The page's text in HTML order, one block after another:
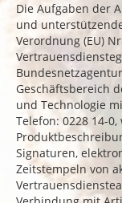
Die Aufgaben der
und
Verordnung (EU)
Geschäftsbereich
und Technologie
Telefon: 0228 14-0,
Signaturen,
Zeitstempeln von